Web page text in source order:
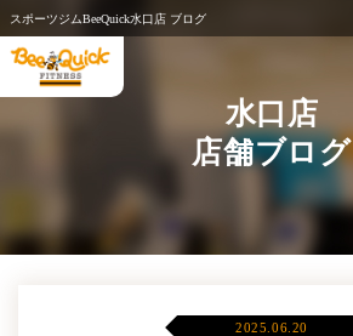
スポーツジムBeeQuick水口店 ブログ
水口店
店舗ブログ
2025.06.20